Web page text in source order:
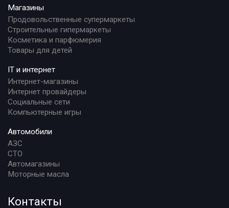
Магазины
Продовольственные супермаркеты
Строительные гипермаркеты
Косметика и парфюмерия
Товары для детей
IT и интернет
Интернет-магазины
Интернет провайдеры
Социальные сети
Компьютерные игры
Автомобили
АЗС
СТО
Автомагазины
Моторные масла
Контакты